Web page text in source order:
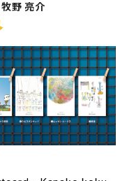
牧野 亮介